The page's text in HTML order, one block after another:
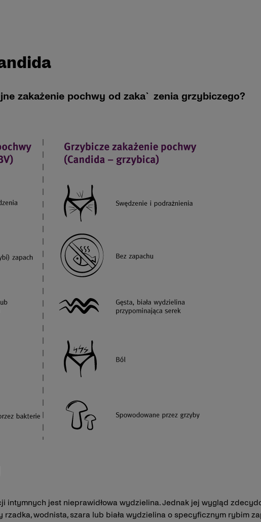
zakażenie pochwy od zaka`zenia grzybiczego?
intymnych jest nieprawidłowa wydzielina. Jednak jej wygląd
wodnista, szara lub biała wydzielina o specyficznym rybim